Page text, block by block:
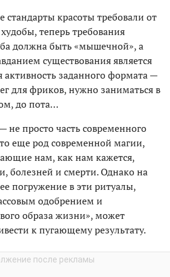
стандарты красоты требовали от
теперь требования
должна быть «мышечной», а
существования является
активность заданного формата —
для фриков, нужно заниматься в
до пота…
не просто часть современного
еще род современной магии,
нам, как нам кажется,
болезней и смерти. Однако на
погружение в эти ритуалы,
одобрением и
образа жизни», может
к пугающему результату.